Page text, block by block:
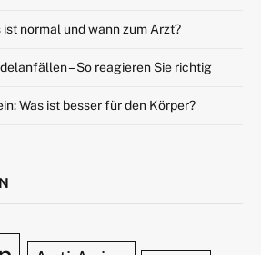
ist normal und wann zum Arzt?
– So reagieren Sie richtig
Was ist besser für den Körper?